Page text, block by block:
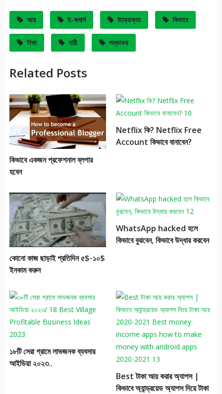
আয় ই-কমার্স উদ্দ্যোক্তা কিভাবে
টাকা নারী সম্ভাবনা
Related Posts
কিভাবে একজন প্রফেশনাল ব্লগার
হবেন
Netflix কি? Netflix Free
Account কিভাবে বানাবেন?
কোনো কাজ ছাড়াই প্রতিদিন ৫$-১০$
ইনকাম করুন
WhatsApp hacked হলে
কিভাবে বুঝবেন, কিভাবে উদ্ধার করবেন
১৮টি সেরা গ্রামে লাভজনক ব্যবসার
আইডিয়া ২০২৩..
Best টাকা আয় করার অ্যাপস |
কিভাবে অ্যান্ড্রয়েড অ্যাপস দিয়ে টাকা